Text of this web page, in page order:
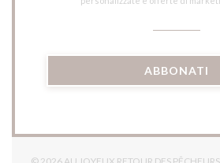
ABBONATI